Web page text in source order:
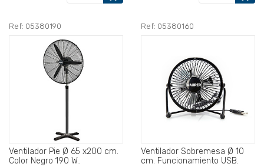
Ref: 05380190
Ventilador Pie Ø 65 x200 cm.
Color Negro 190 W..
Ref: 05380160
Ventilador Sobremesa Ø 10
cm. Funcionamiento USB.